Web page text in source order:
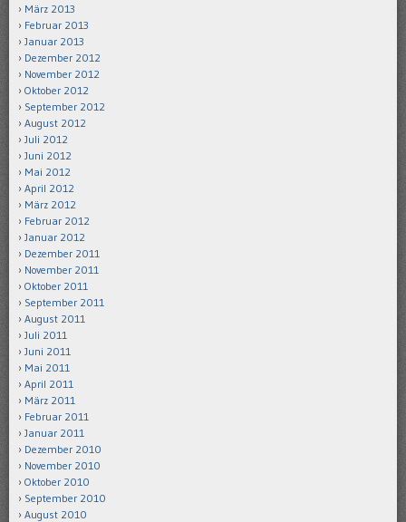
März 2013
Februar 2013
Januar 2013
Dezember 2012
November 2012
Oktober 2012
September 2012
August 2012
Juli 2012
Juni 2012
Mai 2012
April 2012
März 2012
Februar 2012
Januar 2012
Dezember 2011
November 2011
Oktober 2011
September 2011
August 2011
Juli 2011
Juni 2011
Mai 2011
April 2011
März 2011
Februar 2011
Januar 2011
Dezember 2010
November 2010
Oktober 2010
September 2010
August 2010